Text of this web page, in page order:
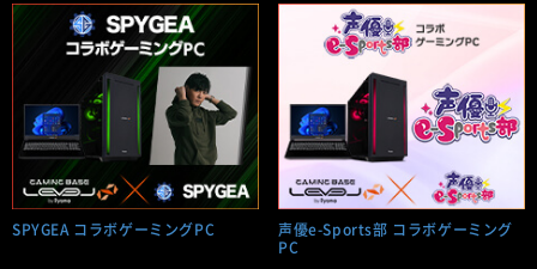
SPYGEA コラボゲーミングPC
声優e-Sports部 コラボゲーミング
PC